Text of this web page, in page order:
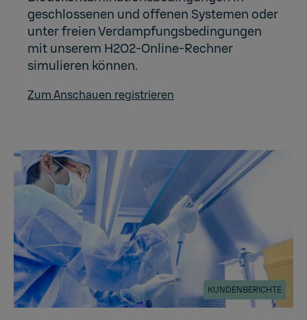
geschlossenen und offenen Systemen oder
unter freien Verdampfungsbedingungen
mit unserem H2O2-Online-Rechner
simulieren können.
Zum Anschauen registrieren
KUNDENBERICHTE